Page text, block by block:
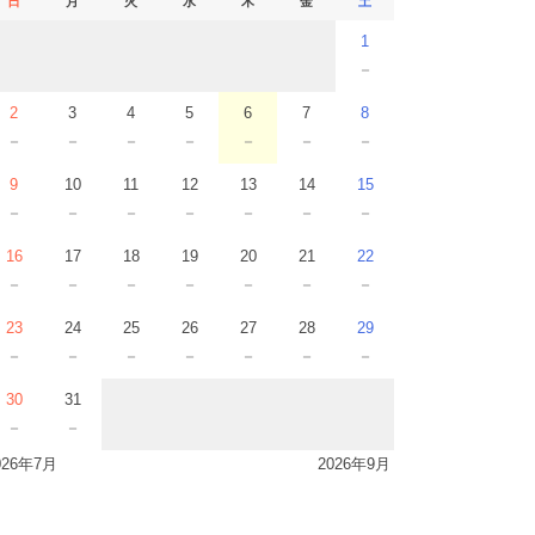
1
－
2
－
3
－
4
－
5
－
6
－
7
－
8
－
9
－
10
－
11
－
12
－
13
－
14
－
15
－
16
－
17
－
18
－
19
－
20
－
21
－
22
－
23
－
24
－
25
－
26
－
27
－
28
－
29
－
30
－
31
－
年7月 2026年9月